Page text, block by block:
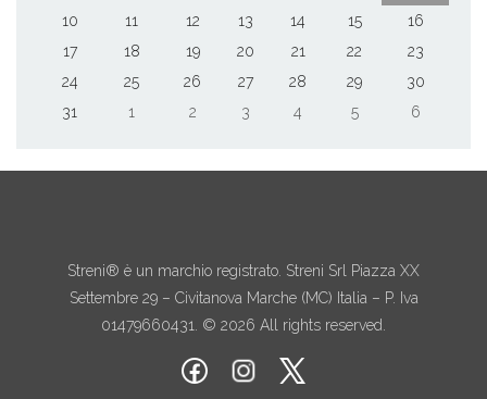
10
11 12 13 14 15
16
17
18 19 20 21 22
23
24
25 26 27 28 29
30
31
1 2 3 4 5 6
Streni® è un marchio registrato. Streni Srl Piazza XX
Settembre 29 – Civitanova Marche (MC) Italia – P. Iva
01479660431. © 2026 All rights reserved.